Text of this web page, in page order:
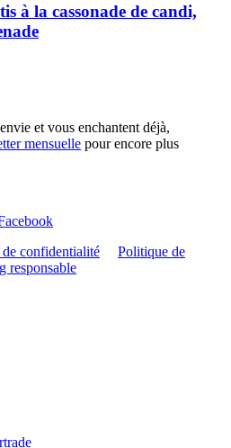
à la cassonade de candi,
et vous enchantent déjà,
mensuelle pour encore plus
confidentialité
Politique de
responsable